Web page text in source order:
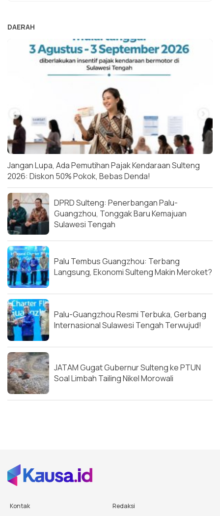
DAERAH
Jangan Lupa, Ada Pemutihan Pajak Kendaraan Sulteng
2026: Diskon 50% Pokok, Bebas Denda!
DPRD Sulteng: Penerbangan Palu-
Guangzhou, Tonggak Baru Kemajuan
Sulawesi Tengah
Palu Tembus Guangzhou: Terbang
Langsung, Ekonomi Sulteng Makin Meroket?
Palu-Guangzhou Resmi Terbuka, Gerbang
Internasional Sulawesi Tengah Terwujud!
JATAM Gugat Gubernur Sulteng ke PTUN
Soal Limbah Tailing Nikel Morowali
Kontak Redaksi